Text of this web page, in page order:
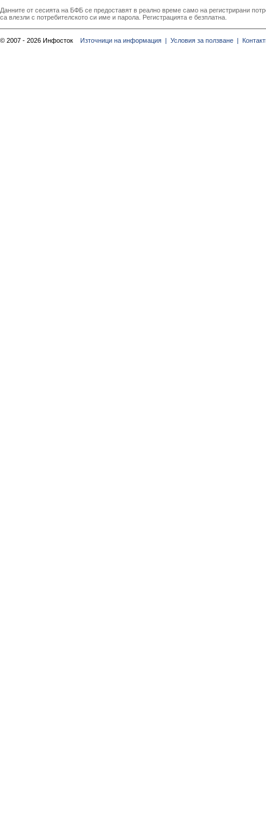
Данните от сесията на БФБ се предоставят в реално време само на регистрирани
са влезли с потребителското си име и парола. Регистрацията е безплатна.
© 2007 - 2026 Инфосток Източници на информация | Условия за ползване |